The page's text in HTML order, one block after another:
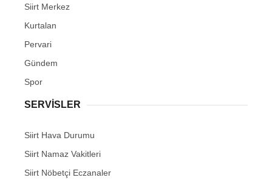
Siirt Merkez
Kurtalan
Pervari
Gündem
Spor
SERVİSLER
Siirt Hava Durumu
Siirt Namaz Vakitleri
Siirt Nöbetçi Eczanaler